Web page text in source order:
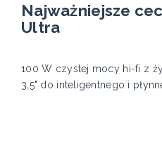
Najważniejsze
Ultra
100 W czystej mocy hi-fi z
3,5" do inteligentnego i